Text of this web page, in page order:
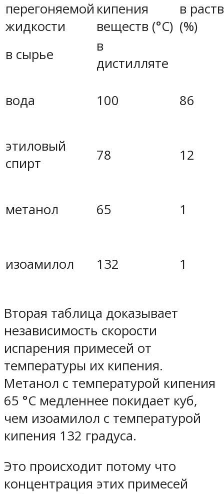
перегоняемой
жидкости
кипения
веществ (°C)
в
(%)
в сырье
в
дистилляте
вода 100 86
этиловый
спирт
78 12
метанол 65 1
изоамилол 132 1
Вторая таблица доказывает
независимость скорости
испарения примесей от
температуры их кипения.
Метанол с температурой кипения
65 °C медленнее покидает куб,
чем изоамилол с температурой
кипения 132 градуса.
Это происходит потому что
концентрация этих примесей